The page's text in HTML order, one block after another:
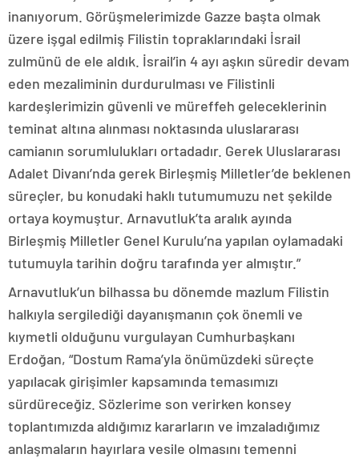
inanıyorum. Görüşmelerimizde Gazze başta olmak
üzere işgal edilmiş Filistin topraklarındaki İsrail
zulmünü de ele aldık. İsrail’in 4 ayı aşkın süredir devam
eden mezaliminin durdurulması ve Filistinli
kardeşlerimizin güvenli ve müreffeh geleceklerinin
teminat altına alınması noktasında uluslararası
camianın sorumlulukları ortadadır. Gerek Uluslararası
Adalet Divanı’nda gerek Birleşmiş Milletler’de beklenen
süreçler, bu konudaki haklı tutumumuzu net şekilde
ortaya koymuştur. Arnavutluk’ta aralık ayında
Birleşmiş Milletler Genel Kurulu’na yapılan oylamadaki
tutumuyla tarihin doğru tarafında yer almıştır.”
Arnavutluk’un bilhassa bu dönemde mazlum Filistin
halkıyla sergilediği dayanışmanın çok önemli ve
kıymetli olduğunu vurgulayan Cumhurbaşkanı
Erdoğan, “Dostum Rama’yla önümüzdeki süreçte
yapılacak girişimler kapsamında temasımızı
sürdüreceğiz. Sözlerime son verirken konsey
toplantımızda aldığımız kararların ve imzaladığımız
anlaşmaların hayırlara vesile olmasını temenni